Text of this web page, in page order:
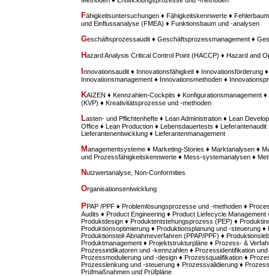
Fähigkeitsuntersuchungen ♦ Fähigkeitskennwerte ♦
und Einflussanalyse (FMEA) ♦ Funktionsbaum und -analysen
Geschäftsprozessaudit ♦ Geschäftsprozessmanagement ♦
Hazard Analysis Critical Control Point (HACCP) ♦ Hazard and
nnovationsaudit ♦ Innovationsfähigkeit ♦ Innovationsförderung
Innovationsmanagement ♦ Innovationsmethoden ♦
KAIZEN ♦ Kennzahlen-Cockpits ♦ Konfigurationsmanagement
(KVP) ♦ Kreativitätsprozesse und -methoden
Lasten- und Pflichtenhefte ♦ Lean Administration ♦ Lean
Office ♦ Lean Production ♦ Lebensdauertests ♦ Lieferantenaudit
Lieferantenentwicklung ♦ Lieferantenmanagement
Managementsysteme ♦ Marketing-Stories ♦ Marktanalysen ♦
und Prozessfähigkeitskennwerte ♦ Mess-systemanalysen ♦
Nutzwertanalyse, Non-Conformities
Organisationsentwicklung
PPAP /PPF ♦ Problemlösungsprozesse und -methoden ♦
Audits ♦ Product Engineering ♦ Product Liefecycle
Produktdesign ♦ Produktentstehungsprozess (PEP) ♦
Produktionsoptimierung ♦ Produktionsplanung und -steuerung
Produktionsteil-Abnahmeverfahren (PPAP/PPF) ♦
Produktmanagement ♦ Projektstrukturpläne ♦ Prozess- &
Prozessindikatoren und -kennzahlen ♦ Prozessidentifikation
Prozessmodulierung und -design ♦ Prozessqualifikation ♦
Prozesslenkung und -steuerung ♦ Prozessvalidierung ♦
Prüfmaßnahmen und Prüfpläne